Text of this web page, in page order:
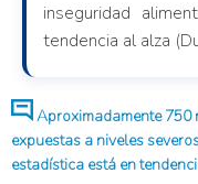
inseguridad
tendencia al alza
Aproximadamente 750
expuestas a niveles
estadística está en